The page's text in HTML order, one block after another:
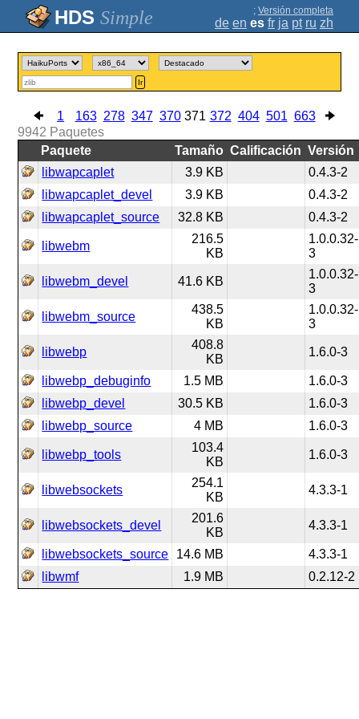
Simple ; Versión completa
de en es fr ja pt ru zh
Ir
1 163 278 347 370 371 372 404 501 663
9942 Paquetes
Paquete
Tamaño Calificación Versión
libwapcaplet
3.9 KB
0.4.3-2
libwapcaplet_devel
3.9 KB
0.4.3-2
libwapcaplet_source
32.8 KB 0.4.3-2
libwebm
216.5
KB
1.0.0.32-
3
libwebm_devel 41.6 KB
1.0.0.32-
3
libwebm_source
438.5
KB
1.0.0.32-
3
libwebp
408.8
KB
1.6.0-3
libwebp_debuginfo 1.5 MB
1.6.0-3
libwebp_devel
30.5 KB
1.6.0-3
libwebp_source
4 MB 1.6.0-3
libwebp_tools
103.4
KB
1.6.0-3
libwebsockets
254.1
KB
4.3.3-1
libwebsockets_devel
201.6
KB
4.3.3-1
libwebsockets_source 14.6 MB
4.3.3-1
libwmf
1.9 MB 0.2.12-2